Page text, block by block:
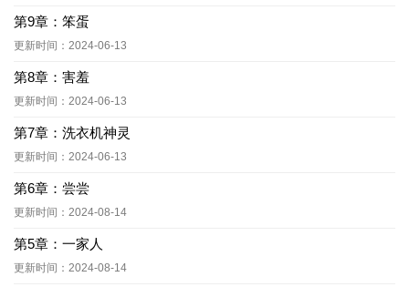
第9章：笨蛋
更新时间：2024-06-13
第8章：害羞
更新时间：2024-06-13
第7章：洗衣机神灵
更新时间：2024-06-13
第6章：尝尝
更新时间：2024-08-14
第5章：一家人
更新时间：2024-08-14